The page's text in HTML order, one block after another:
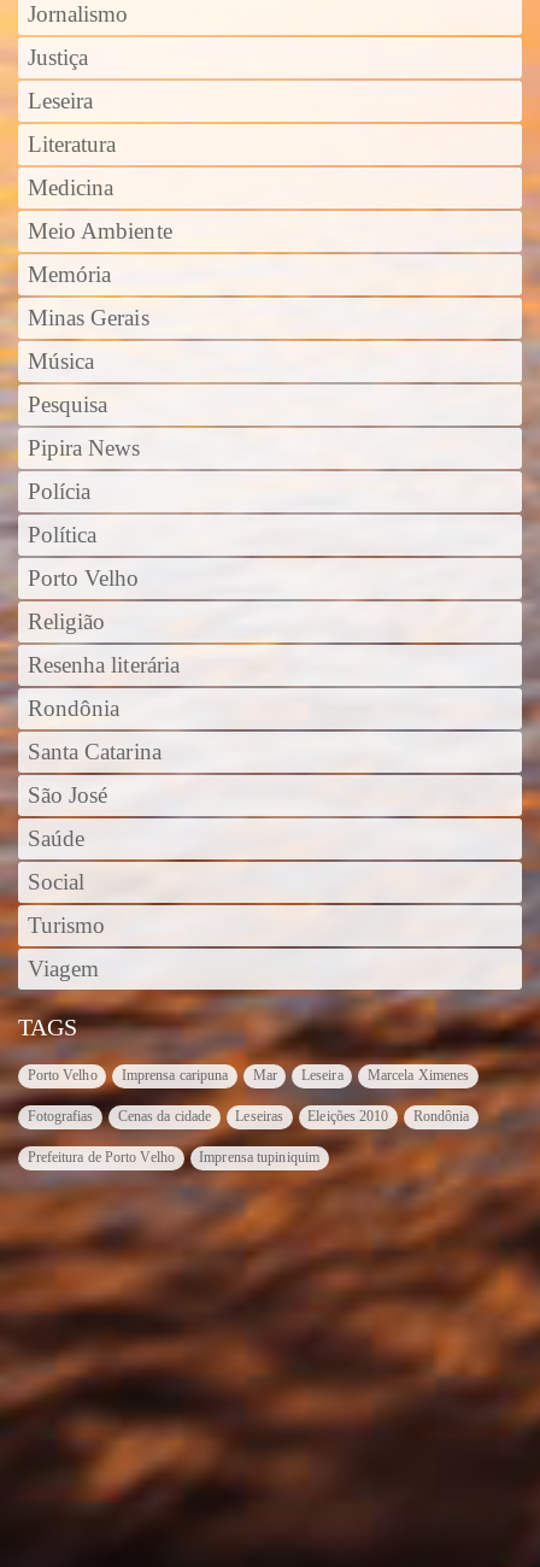
Jornalismo
Justiça
Leseira
Literatura
Medicina
Meio Ambiente
Memória
Minas Gerais
Música
Pesquisa
Pipira News
Polícia
Política
Porto Velho
Religião
Resenha literária
Rondônia
Santa Catarina
São José
Saúde
Social
Turismo
Viagem
TAGS
Porto Velho Imprensa caripuna Mar Leseira Marcela Ximenes
Fotografias Cenas da cidade Leseiras Eleições 2010 Rondônia
Prefeitura de Porto Velho Imprensa tupiniquim